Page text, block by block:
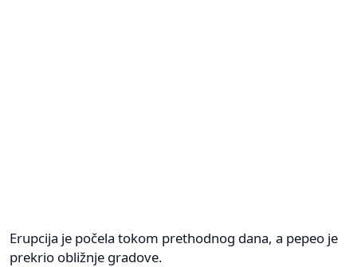
Erupcija je počela tokom prethodnog dana, a pepeo je
prekrio obližnje gradove.